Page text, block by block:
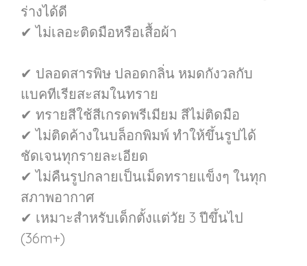
ร่างได้ดี
✔ ไม่เลอะติดมือหรือเสื้อผ้า
✔ ปลอดสารพิษ ปลอดกลิ่น หมดกังวลกับ
แบคทีเรียสะสมในทราย
✔ ทรายสีใช้สีเกรดพรีเมียม สีไม่ติดมือ
✔ ไม่ติดค้างในบล็อกพิมพ์ ทำให้ขึ้นรูปได้
ชัดเจนทุกรายละเอียด
✔ ไม่คืนรูปกลายเป็นเม็ดทรายแข็งๆ ในทุก
สภาพอากาศ
✔ เหมาะสำหรับเด็กตั้งแต่วัย 3 ปีขึ้นไป
(36m+)